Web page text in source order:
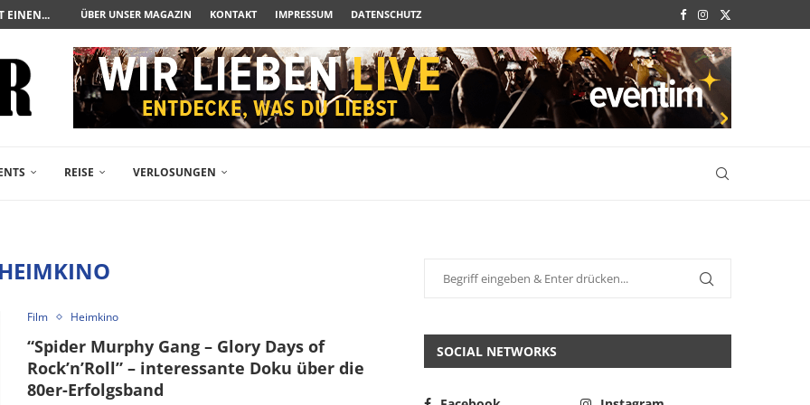
DER BESONDEREN ART
ZUM ALBTRAUM WIRD
FREIKARTEN- UND...
ACTION-BLOCKBUSTER...
POLARSTERN...
JETZT AUF DVD...
ROMCOM AUS 1963...
ÜBER UNSER MAGAZIN KONTAKT IMPRESSUM DATENSCHUTZ
REISE VERLOSUNGEN
HEIMKINO
Film Heimkino
“Spider Murphy Gang – Glory Days of
Rock’n’Roll” – interessante Doku über die
80er-Erfolgsband
SOCIAL NETWORKS